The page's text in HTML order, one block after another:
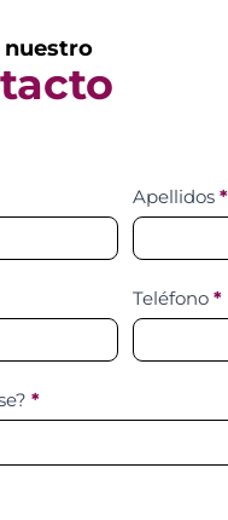
nuestro
Apellidos *
Teléfono *
*